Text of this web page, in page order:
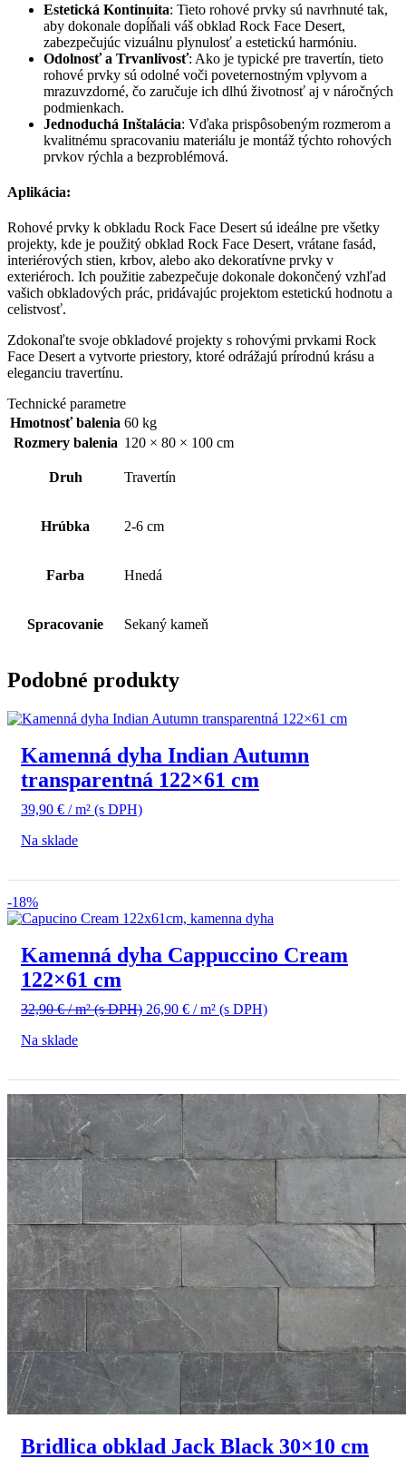
Estetická Kontinuita: Tieto rohové prvky sú navrhnuté tak,
aby dokonale dopĺňali váš obklad Rock Face Desert,
zabezpečujúc vizuálnu plynulosť a estetickú harmóniu.
Odolnosť a Trvanlivosť: Ako je typické pre travertín, tieto
rohové prvky sú odolné voči poveternostným vplyvom a
mrazuvzdorné, čo zaručuje ich dlhú životnosť aj v náročných
podmienkach.
Jednoduchá Inštalácia: Vďaka prispôsobeným rozmerom a
kvalitnému spracovaniu materiálu je montáž týchto rohových
prvkov rýchla a bezproblémová.
Aplikácia:
Rohové prvky k obkladu Rock Face Desert sú ideálne pre všetky
projekty, kde je použitý obklad Rock Face Desert, vrátane fasád,
interiérových stien, krbov, alebo ako dekoratívne prvky v
exteriéroch. Ich použitie zabezpečuje dokonale dokončený vzhľad
vašich obkladových prác, pridávajúc projektom estetickú hodnotu a
celistvosť.
Zdokonaľte svoje obkladové projekty s rohovými prvkami Rock
Face Desert a vytvorte priestory, ktoré odrážajú prírodnú krásu a
eleganciu travertínu.
Technické parametre
Hmotnosť balenia 60 kg
Rozmery balenia 120 × 80 × 100 cm
Druh Travertín
Hrúbka 2-6 cm
Farba Hnedá
Spracovanie Sekaný kameň
Podobné produkty
Kamenná dyha Indian Autumn
transparentná 122×61 cm
39,90 € / m² (s DPH)
Na sklade
-18%
Kamenná dyha Cappuccino Cream
122×61 cm
32,90€/ m²(s DPH) Pôvodná
DPH).
26,90 € / m² (s DPH)Aktuálna
DPH).
Na sklade
Bridlica obklad Jack Black 30×10 cm